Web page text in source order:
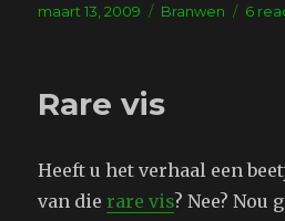
Geplaatst
maart 13, 2009 Tags
Branwen 6
Rare vis
Heeft u het verhaal een
van die rare vis? Nee? Nou